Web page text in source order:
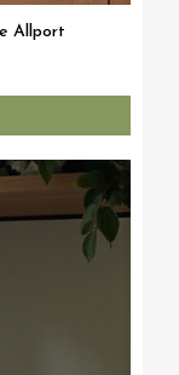
Allport